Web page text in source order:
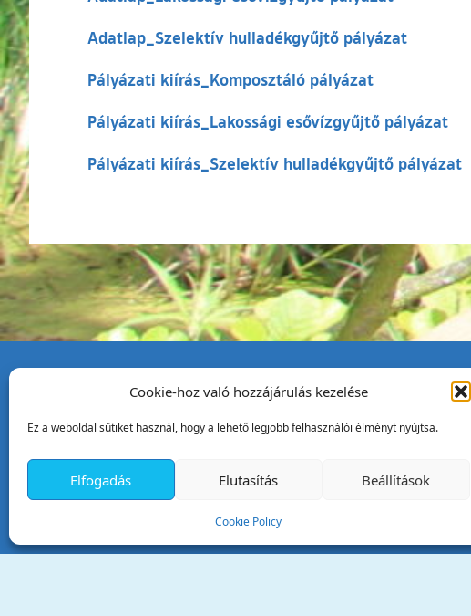
Cookie-hoz való hozzájárulás kezelése
Ez a weboldal sütiket használ, hogy a lehető legjobb felhasználói élményt nyújtsa.
Elfogadás Elutasítás Beállítások
Cookie Policy
Adatlap_Szelektív hulladékgyűjtő pályázat
Pályázati kiírás_Komposztáló pályázat
Pályázati kiírás_Lakossági esővízgyűjtő pályázat
Pályázati kiírás_Szelektív hulladékgyűjtő pályázat
Tata Város Önkormányzata
2890 Tata, Kossuth tér 1.
+36 34 / 587 078
Email:ph@tata.hu